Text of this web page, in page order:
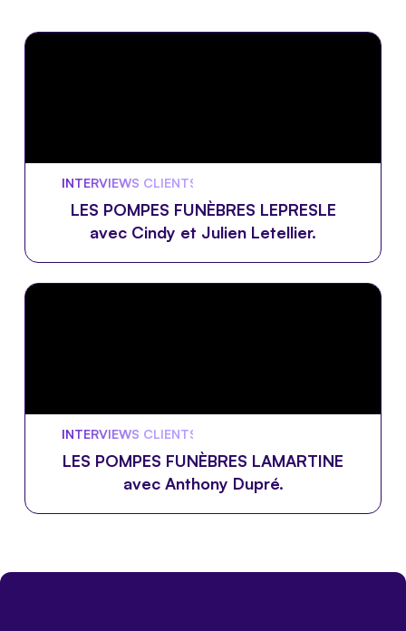
INTERVIEWS CLIENTS 🎙️
LES POMPES FUNÈBRES LEPRESLE
avec Cindy et Julien Letellier.
INTERVIEWS CLIENTS 🎙️
LES POMPES FUNÈBRES LAMARTINE
avec Anthony Dupré.